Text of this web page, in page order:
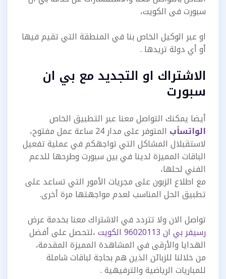
سبورت فى الكويت،
او عبر الوكيل الخاص بنا في المنطقة التي تقيم فيها
أو أي دولة تريدها .
الاشتراك او التجديد مع بي ان
سبورت
أيضا يمكنك التواصل معنا عبر التطبيق الخاص
الواتسأب المتوفر على مدار 24 ساعة عمل مفتوح،
لاستقبلال المشاكل التي تواجهكم في عملية تفعيل
الباقات المميزة لدينا في بين سبورت وطرحها للدعم
الفني لحلها،
مع اطلاع الزبون على مجريات الأمور التي تساعد على
تطبيق الحل المناسب لعدم مواجهتها مرة أخرى.
تواصل الان ولا تتردد في الاشتراك معنا بخدمة عرض
رسيفر بي ان 96020113 الكويت
،لتحصل على أفضل
الهدايا والأرقى في المشاهدة المميزة المقدمة،
من خلالنا للزبائن الذين هم بحاجة لباقات شاملة
للمباريات الرياضية والترفيهية .